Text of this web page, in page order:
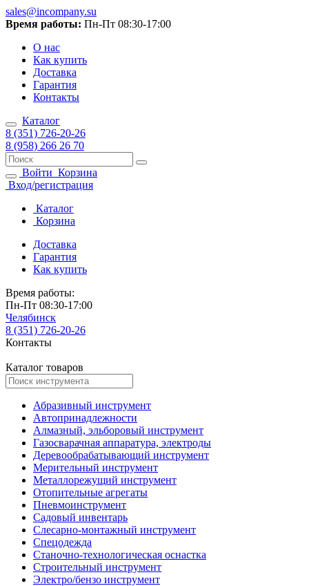
sales@incompany.su
Время работы: Пн-Пт 08:30-17:00
О нас
Как купить
Доставка
Гарантия
Контакты
Каталог
8 (351) 726-20-26
8 (958) 266 26 70
Войти Корзина
Вход/регистрация
Каталог
Корзина
Доставка
Гарантия
Как купить
Время работы:
Пн-Пт 08:30-17:00
Челябинск
8 (351) 726-20-26
Контакты
Каталог товаров
Абразивный инструмент
Автопринадлежности
Алмазный, эльборовый инструмент
Газосварачная аппаратура, электроды
Деревообрабатывающий инструмент
Мерительный инструмент
Металлорежущий инструмент
Отопительные агрегаты
Пневмоинструмент
Садовый инвентарь
Слесарно-монтажный инструмент
Спецодежда
Станочно-технологическая оснастка
Строительный инструмент
Электро/бензо инструмент